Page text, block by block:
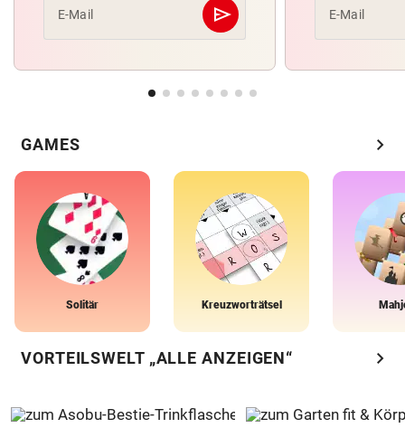
E-Mail send
Abschicken E-Mail
GAMES chevron_right
Solitär Kreuzworträtsel
VORTEILSWELT „ALLE ANZEIGEN“ chevron_right